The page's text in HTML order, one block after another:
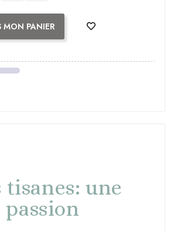
MON PANIER
tisanes: une
passion